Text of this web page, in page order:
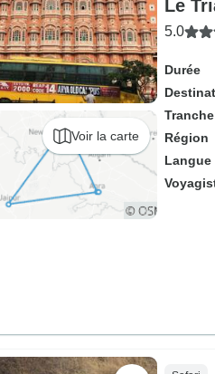
Voir la carte
Le
5.0
Durée
Région
Langue